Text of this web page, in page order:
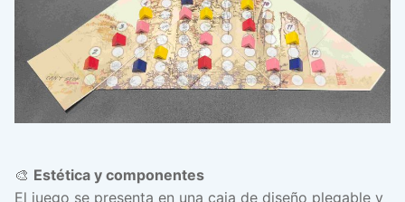
🎨 Estética y componentes
El juego se presenta en una caja de diseño plegable y